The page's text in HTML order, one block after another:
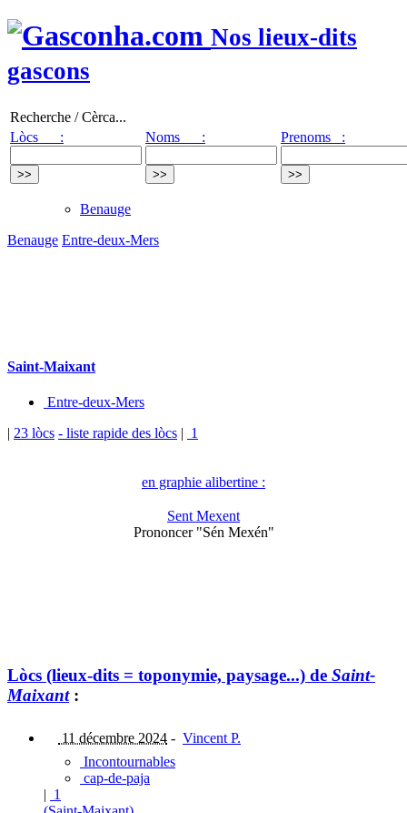
Nos lieux-dits
gascons
Recherche / Cèrca...
Lòcs :
Noms : Prenoms :
Benauge
Benauge Entre-deux-Mers
Saint-Maixant
Entre-deux-Mers
| 23 lòcs - liste rapide des lòcs | 1
en graphie alibertine :
Sent Mexent
Prononcer "Sén Mexén"
Lòcs (lieux-dits = toponymie, paysage...) de Saint-
Maixant:
11 décembre 2024 - Vincent P.
Incontournables
cap-de-paja
| 1